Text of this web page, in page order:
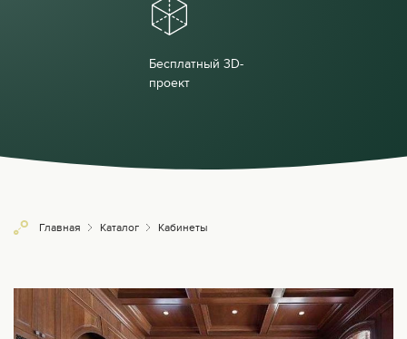
Бесплатный 3D-
проект
Главная Каталог Кабинеты